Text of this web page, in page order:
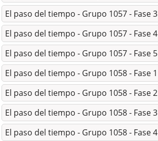
El paso del tiempo - Grupo 1057 - Fase 3
El paso del tiempo - Grupo 1057 - Fase 4
El paso del tiempo - Grupo 1057 - Fase 5
El paso del tiempo - Grupo 1058 - Fase 1
El paso del tiempo - Grupo 1058 - Fase 2
El paso del tiempo - Grupo 1058 - Fase 3
El paso del tiempo - Grupo 1058 - Fase 4